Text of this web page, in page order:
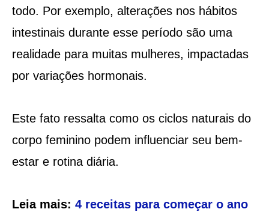
todo. Por exemplo, alterações nos hábitos
intestinais durante esse período são uma
realidade para muitas mulheres, impactadas
por variações hormonais.
Este fato ressalta como os ciclos naturais do
corpo feminino podem influenciar seu bem-
estar e rotina diária.
Leia mais: 4 receitas para começar o ano